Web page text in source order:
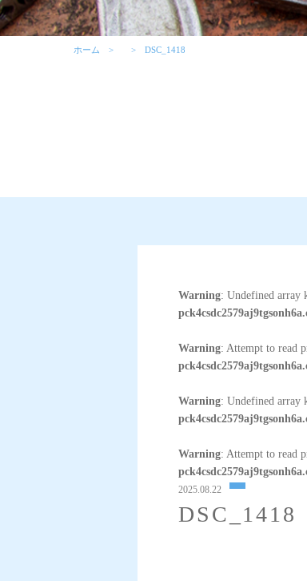
ホーム DSC_1418
Warning: Undefined array
Warning: Attempt to read
Warning: Undefined array
Warning: Attempt to read
2025.08.22
DSC_1418